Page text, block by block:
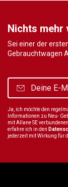
Nichts mehr
Sei einer der
Gebrauchtwagen
Ja, ich möchte den
Informationen zu Neu-
mit Allane SE verbundenen
erfahre ich in den
jederzeit mit Wirkung für